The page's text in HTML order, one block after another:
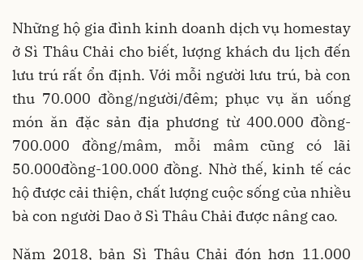
Những hộ gia đình kinh doanh dịch vụ homestay
ở Sì Thâu Chải cho biết, lượng khách du lịch đến
lưu trú rất ổn định. Với mỗi người lưu trú, bà con
thu 70.000 đồng/người/đêm; phục vụ ăn uống
món ăn đặc sản địa phương từ 400.000 đồng-
700.000 đồng/mâm, mỗi mâm cũng có lãi
50.000đồng-100.000 đồng. Nhờ thế, kinh tế các
hộ được cải thiện, chất lượng cuộc sống của nhiều
bà con người Dao ở Sì Thâu Chải được nâng cao.
Năm 2018, bản Sì Thâu Chải đón hơn 11.000